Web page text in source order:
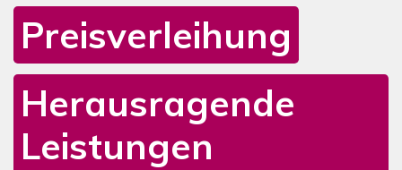
Preisverleihung
Herausragende
Leistungen